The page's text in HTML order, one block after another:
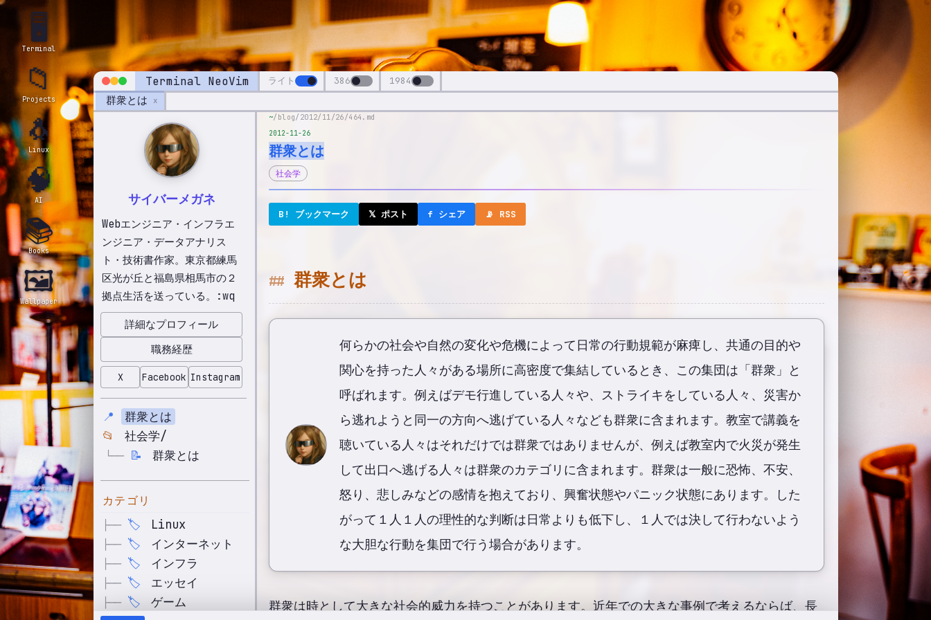
Terminal NeoVim ライト 386 1984
群衆とは x
サイバーメガネ
Webエンジニア・インフラエ
ンジニア・データアナリス
ト・技術書作家。東京都練馬
区光が丘と福島県相馬市の２
拠点生活を送っている。:wq
詳細なプロフィール
職務経歴
X Facebook Instagram
📍
群衆とは
📂
社会学/
└── 📝 群衆とは
カテゴリ
├── 🏷️ Linux
├── 🏷️ インターネット
├── 🏷️ インフラ
├── 🏷️ エッセイ
├── 🏷️ ゲーム
~/blog/2012/11/26/464.md
2012-11-26
群衆とは
社会学
B! ブックマーク 𝕏 ポスト f シェア 📡 RSS
群衆とは
何らかの社会や自然の変化や危機によって日常の行動規範が麻痺し、共通の目的や
関心を持った人々がある場所に高密度で集結しているとき、この集団は「群衆」と
呼ばれます。例えばデモ行進している人々や、ストライキをしている人々、災害か
ら逃れようと同一の方向へ逃げている人々なども群衆に含まれます。教室で講義を
聴いている人々はそれだけでは群衆ではありませんが、例えば教室内で火災が発生
して出口へ逃げる人々は群衆のカテゴリに含まれます。群衆は一般に恐怖、不安、
怒り、悲しみなどの感情を抱えており、興奮状態やパニック状態にあります。した
がって１人１人の理性的な判断は日常よりも低下し、１人では決して行わないよう
な大胆な行動を集団で行う場合があります。
群衆は時として大きな社会的威力を持つことがあります。近年での大きな事例で考えるならば、長
🖥️
Terminal
📁
Projects
🐧
Linux
🧠
AI
📚
Books
🖼️
Wallpaper